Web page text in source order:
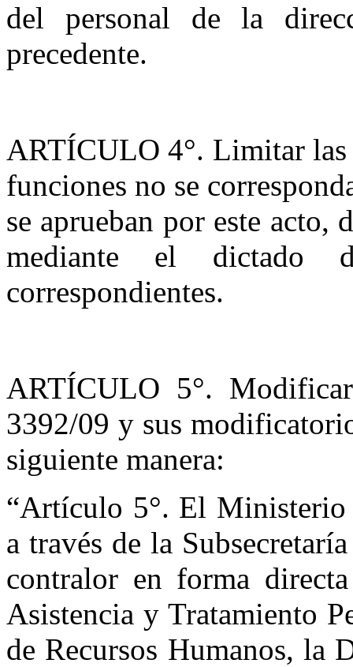
del personal de la
precedente.
ARTÍCULO 4°. Limitar las
funciones no se
se aprueban por este acto,
mediante el dictado
correspondientes.
ARTÍCULO 5°.
3392/09 y sus
siguiente manera:
“Artículo 5°. El Ministerio
a través de la
contralor en forma
Asistencia y Tratamiento
de Recursos Humanos, la